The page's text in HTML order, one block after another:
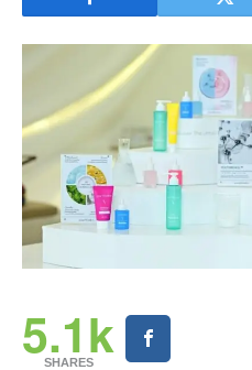
5.1k
SHARES